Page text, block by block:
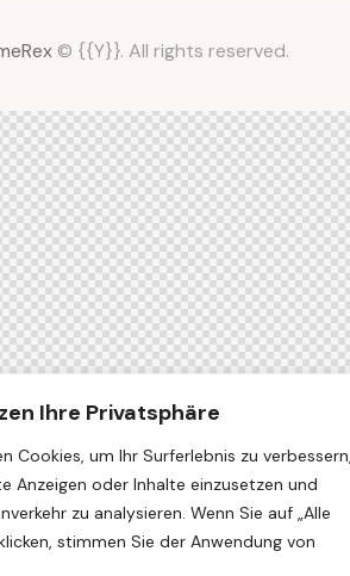
Ihre Privatsphäre
Cookies, um Ihr Surferlebnis zu
Anzeigen oder Inhalte einzusetzen und
zu analysieren. Wenn Sie auf „Alle
stimmen Sie der Anwendung von
© {{Y}}. All rights reserved.